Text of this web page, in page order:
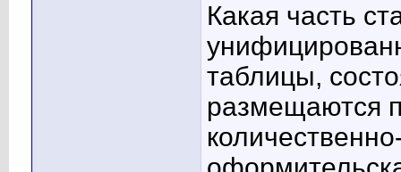
Какая часть
таблицы,
размещаются